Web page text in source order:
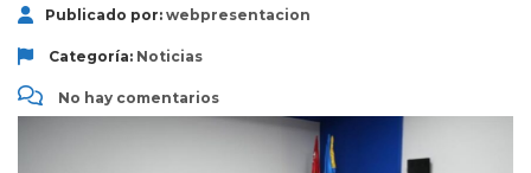
Publicado por: webpresentacion
Categoría: Noticias
No hay comentarios